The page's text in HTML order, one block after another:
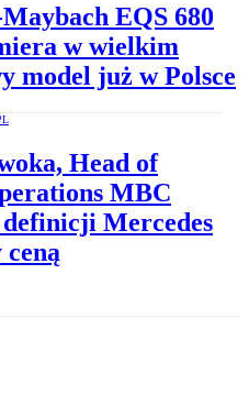
EQS 680
w wielkim
model już w Polsce
Head of
MBC
Mercedes